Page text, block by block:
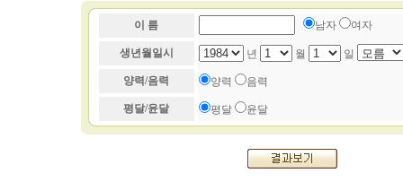
이 름
생년월일시
양력/음력
평달/윤달
남자 여자
년 월 일
양력 음력
평달 윤달